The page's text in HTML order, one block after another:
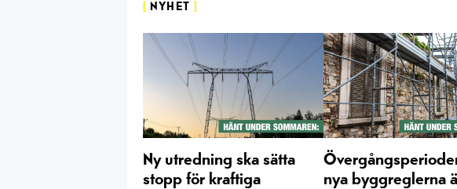
NYHET
Ny utredning ska sätta
stopp för kraftiga
nya byggreglerna